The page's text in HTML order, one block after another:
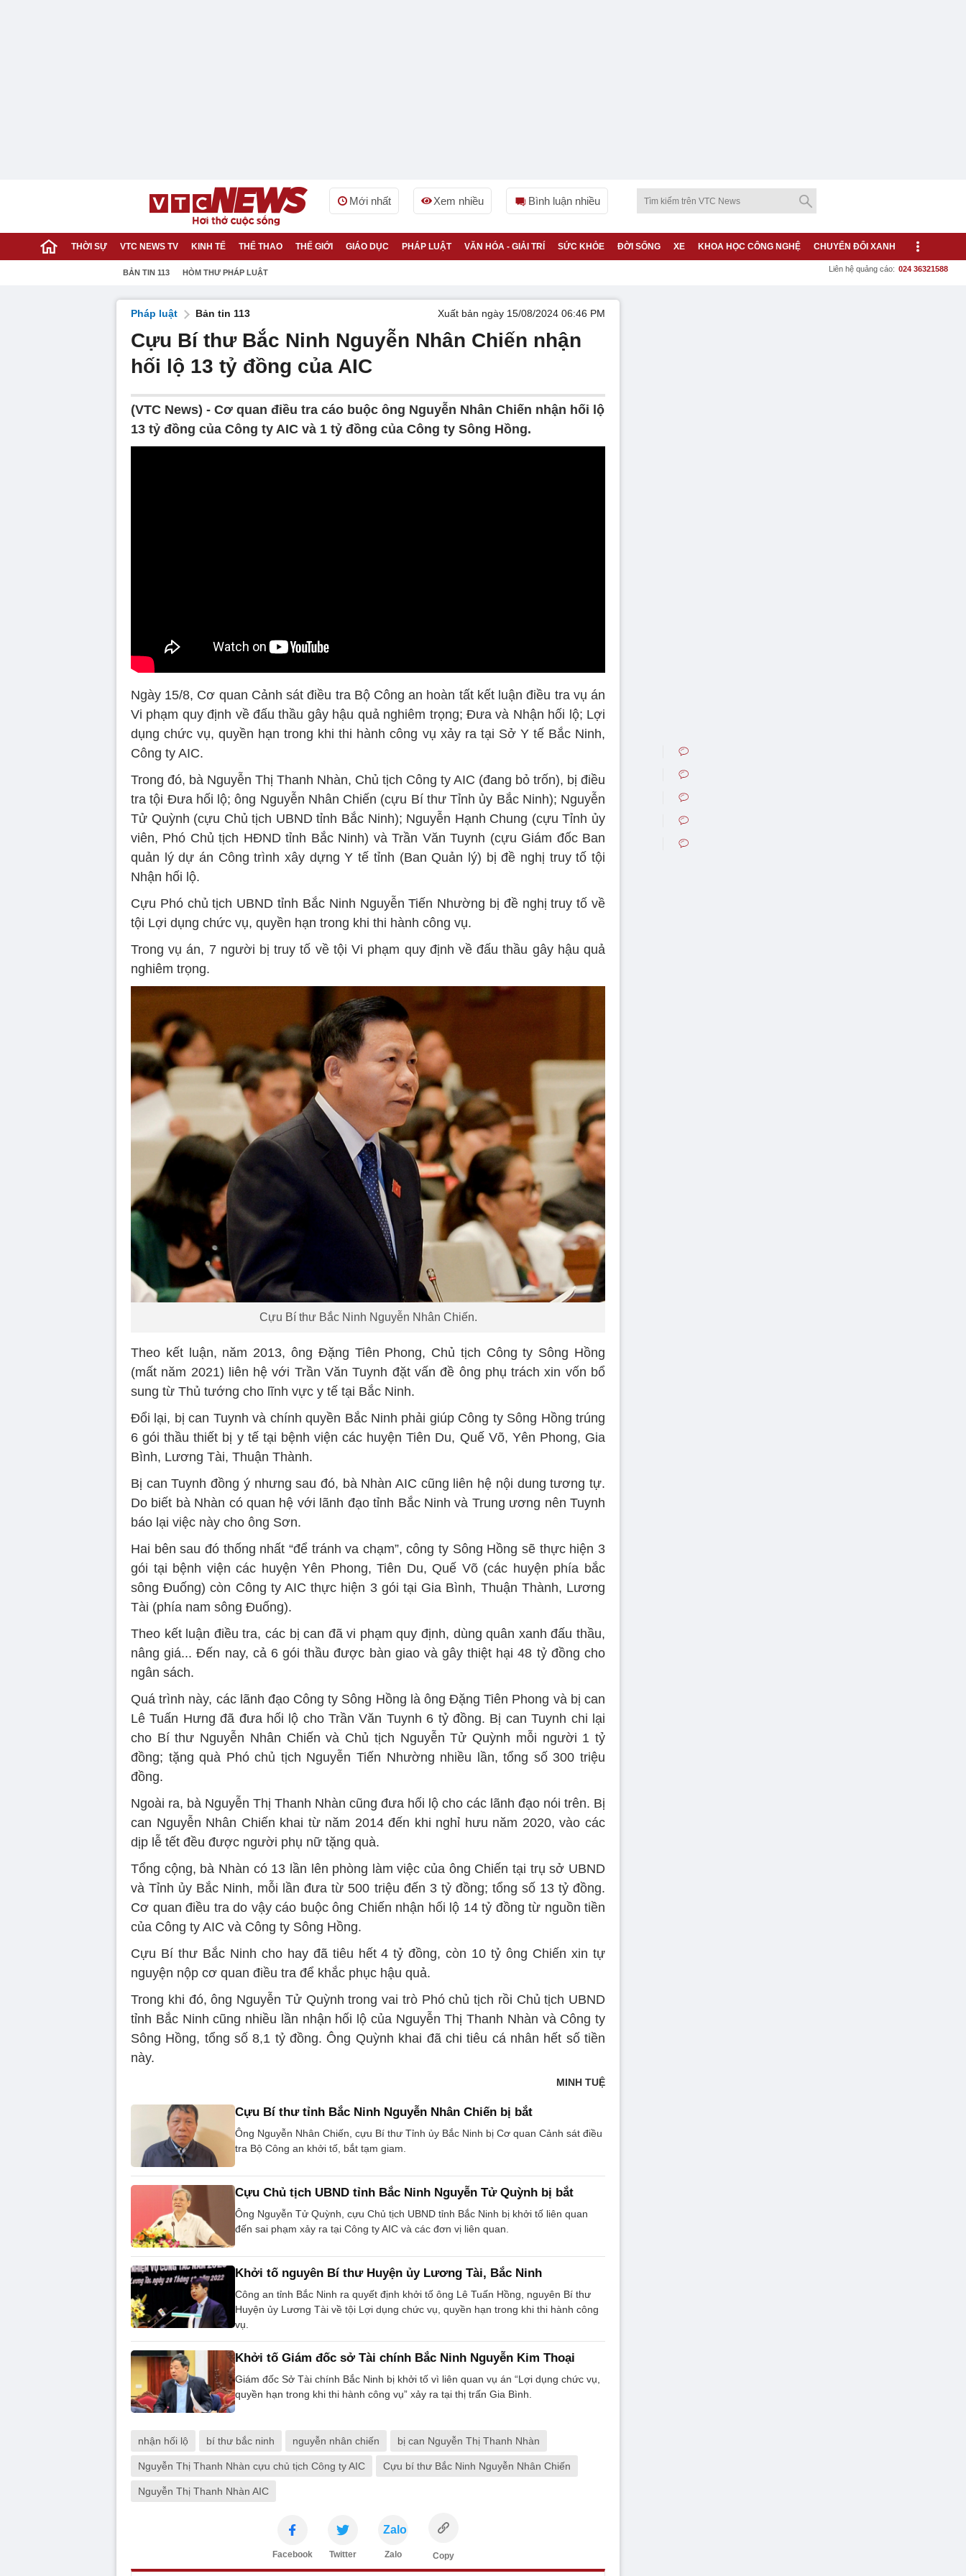
Mới nhất Xem nhiều Bình luận nhiều
THỜI SỰ VTC NEWS TV KINH TẾ THỂ THAO THẾ GIỚI GIÁO DỤC PHÁP LUẬT VĂN HÓA - GIẢI TRÍ SỨC KHỎE ĐỜI SỐNG XE KHOA HỌC CÔNG NGHỆ CHUYỂN ĐỔI XANH
BẢN TIN 113 HÒM THƯ PHÁP LUẬT Liên hệ quảng cáo: 024 36321588
Pháp luật Bản tin 113 Xuất bản ngày 15/08/2024 06:46 PM
Cựu Bí thư Bắc Ninh Nguyễn Nhân Chiến nhận
hối lộ 13 tỷ đồng của AIC
(VTC News) - Cơ quan điều tra cáo buộc ông Nguyễn Nhân Chiến nhận hối lộ
13 tỷ đồng của Công ty AIC và 1 tỷ đồng của Công ty Sông Hồng.
Ngày 15/8, Cơ quan Cảnh sát điều tra Bộ Công an hoàn tất kết luận điều tra vụ án
Vi phạm quy định về đấu thầu gây hậu quả nghiêm trọng; Đưa và Nhận hối lộ; Lợi
dụng chức vụ, quyền hạn trong khi thi hành công vụ xảy ra tại Sở Y tế Bắc Ninh,
Công ty AIC.
Trong đó, bà Nguyễn Thị Thanh Nhàn, Chủ tịch Công ty AIC (đang bỏ trốn), bị điều
tra tội Đưa hối lộ; ông Nguyễn Nhân Chiến (cựu Bí thư Tỉnh ủy Bắc Ninh); Nguyễn
Tử Quỳnh (cựu Chủ tịch UBND tỉnh Bắc Ninh); Nguyễn Hạnh Chung (cựu Tỉnh ủy
viên, Phó Chủ tịch HĐND tỉnh Bắc Ninh) và Trần Văn Tuynh (cựu Giám đốc Ban
quản lý dự án Công trình xây dựng Y tế tỉnh (Ban Quản lý) bị đề nghị truy tố tội
Nhận hối lộ.
Cựu Phó chủ tịch UBND tỉnh Bắc Ninh Nguyễn Tiến Nhường bị đề nghị truy tố về
tội Lợi dụng chức vụ, quyền hạn trong khi thi hành công vụ.
Trong vụ án, 7 người bị truy tố về tội Vi phạm quy định về đấu thầu gây hậu quả
nghiêm trọng.
Cựu Bí thư Bắc Ninh Nguyễn Nhân Chiến.
Theo kết luận, năm 2013, ông Đặng Tiên Phong, Chủ tịch Công ty Sông Hồng
(mất năm 2021) liên hệ với Trần Văn Tuynh đặt vấn đề ông phụ trách xin vốn bổ
sung từ Thủ tướng cho lĩnh vực y tế tại Bắc Ninh.
Đổi lại, bị can Tuynh và chính quyền Bắc Ninh phải giúp Công ty Sông Hồng trúng
6 gói thầu thiết bị y tế tại bệnh viện các huyện Tiên Du, Quế Võ, Yên Phong, Gia
Bình, Lương Tài, Thuận Thành.
Bị can Tuynh đồng ý nhưng sau đó, bà Nhàn AIC cũng liên hệ nội dung tương tự.
Do biết bà Nhàn có quan hệ với lãnh đạo tỉnh Bắc Ninh và Trung ương nên Tuynh
báo lại việc này cho ông Sơn.
Hai bên sau đó thống nhất “để tránh va chạm”, công ty Sông Hồng sẽ thực hiện 3
gói tại bệnh viện các huyện Yên Phong, Tiên Du, Quế Võ (các huyện phía bắc
sông Đuống) còn Công ty AIC thực hiện 3 gói tại Gia Bình, Thuận Thành, Lương
Tài (phía nam sông Đuống).
Theo kết luận điều tra, các bị can đã vi phạm quy định, dùng quân xanh đấu thầu,
nâng giá... Đến nay, cả 6 gói thầu được bàn giao và gây thiệt hại 48 tỷ đồng cho
ngân sách.
Quá trình này, các lãnh đạo Công ty Sông Hồng là ông Đặng Tiên Phong và bị can
Lê Tuấn Hưng đã đưa hối lộ cho Trần Văn Tuynh 6 tỷ đồng. Bị can Tuynh chi lại
cho Bí thư Nguyễn Nhân Chiến và Chủ tịch Nguyễn Tử Quỳnh mỗi người 1 tỷ
đồng; tặng quà Phó chủ tịch Nguyễn Tiến Nhường nhiều lần, tổng số 300 triệu
đồng.
Ngoài ra, bà Nguyễn Thị Thanh Nhàn cũng đưa hối lộ cho các lãnh đạo nói trên. Bị
can Nguyễn Nhân Chiến khai từ năm 2014 đến khi nghỉ hưu năm 2020, vào các
dịp lễ tết đều được người phụ nữ tặng quà.
Tổng cộng, bà Nhàn có 13 lần lên phòng làm việc của ông Chiến tại trụ sở UBND
và Tỉnh ủy Bắc Ninh, mỗi lần đưa từ 500 triệu đến 3 tỷ đồng; tổng số 13 tỷ đồng.
Cơ quan điều tra do vậy cáo buộc ông Chiến nhận hối lộ 14 tỷ đồng từ nguồn tiền
của Công ty AIC và Công ty Sông Hồng.
Cựu Bí thư Bắc Ninh cho hay đã tiêu hết 4 tỷ đồng, còn 10 tỷ ông Chiến xin tự
nguyện nộp cơ quan điều tra để khắc phục hậu quả.
Trong khi đó, ông Nguyễn Tử Quỳnh trong vai trò Phó chủ tịch rồi Chủ tịch UBND
tỉnh Bắc Ninh cũng nhiều lần nhận hối lộ của Nguyễn Thị Thanh Nhàn và Công ty
Sông Hồng, tổng số 8,1 tỷ đồng. Ông Quỳnh khai đã chi tiêu cá nhân hết số tiền
này.
MINH TUỆ
Cựu Bí thư tỉnh Bắc Ninh Nguyễn Nhân Chiến bị bắt
Ông Nguyễn Nhân Chiến, cựu Bí thư Tỉnh ủy Bắc Ninh bị Cơ quan Cảnh sát điều
tra Bộ Công an khởi tố, bắt tạm giam.
Cựu Chủ tịch UBND tỉnh Bắc Ninh Nguyễn Tử Quỳnh bị bắt
Ông Nguyễn Tử Quỳnh, cựu Chủ tịch UBND tỉnh Bắc Ninh bị khởi tố liên quan
đến sai phạm xảy ra tại Công ty AIC và các đơn vị liên quan.
Khởi tố nguyên Bí thư Huyện ủy Lương Tài, Bắc Ninh
Công an tỉnh Bắc Ninh ra quyết định khởi tố ông Lê Tuấn Hồng, nguyên Bí thư
Huyện ủy Lương Tài về tội Lợi dụng chức vụ, quyền hạn trong khi thi hành công
vụ.
Khởi tố Giám đốc sở Tài chính Bắc Ninh Nguyễn Kim Thoại
Giám đốc Sở Tài chính Bắc Ninh bị khởi tố vì liên quan vụ án “Lợi dụng chức vụ,
quyền hạn trong khi thi hành công vụ” xảy ra tại thị trấn Gia Bình.
nhận hối lộ bí thư bắc ninh nguyễn nhân chiến bị can Nguyễn Thị Thanh Nhàn
Nguyễn Thị Thanh Nhàn cựu chủ tịch Công ty AIC Cựu bí thư Bắc Ninh Nguyễn Nhân Chiến
Nguyễn Thị Thanh Nhàn AIC
Facebook Twitter
Zalo
Zalo Copy